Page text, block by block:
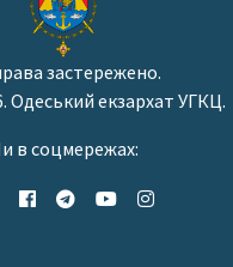
застережено.
Одеський екзархат УГКЦ.
в соцмережах: